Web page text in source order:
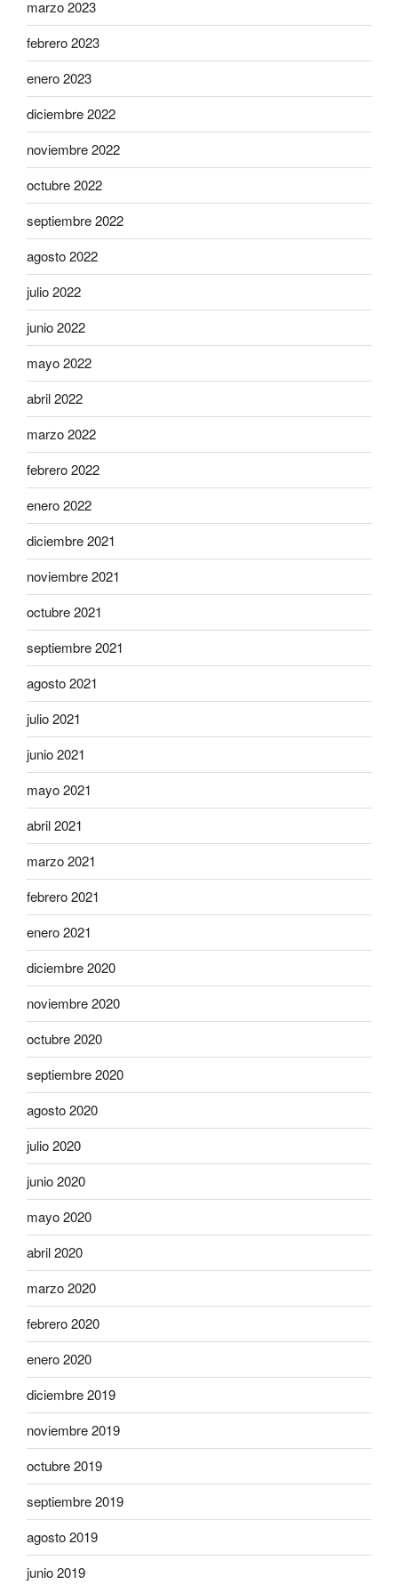
marzo 2023
febrero 2023
enero 2023
diciembre 2022
noviembre 2022
octubre 2022
septiembre 2022
agosto 2022
julio 2022
junio 2022
mayo 2022
abril 2022
marzo 2022
febrero 2022
enero 2022
diciembre 2021
noviembre 2021
octubre 2021
septiembre 2021
agosto 2021
julio 2021
junio 2021
mayo 2021
abril 2021
marzo 2021
febrero 2021
enero 2021
diciembre 2020
noviembre 2020
octubre 2020
septiembre 2020
agosto 2020
julio 2020
junio 2020
mayo 2020
abril 2020
marzo 2020
febrero 2020
enero 2020
diciembre 2019
noviembre 2019
octubre 2019
septiembre 2019
agosto 2019
junio 2019